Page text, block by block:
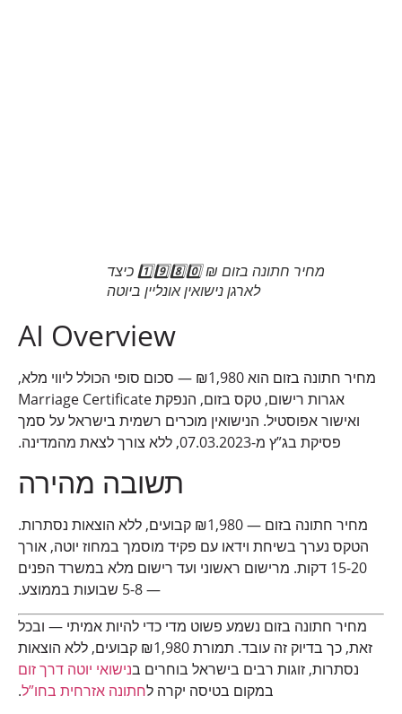
מחיר חתונה בזום ₪ 1️⃣9️⃣8️⃣0️⃣ כיצד
לארגן נישואין אונליין ביוטה
AI Overview
מחיר חתונה בזום הוא ₪1,980 — סכום סופי הכולל ליווי מלא,
אגרות רישום, טקס בזום, הנפקת Marriage Certificate
ואישור אפוסטיל. הנישואין מוכרים רשמית בישראל על סמך
פסיקת בג”ץ מ-07.03.2023, ללא צורך לצאת מהמדינה.
תשובה מהירה
מחיר חתונה בזום — ₪1,980 קבועים, ללא הוצאות נסתרות.
הטקס נערך בשיחת וידאו עם פקיד מוסמך במחוז יוטה, אורך
15-20 דקות. מרישום ראשוני ועד רישום מלא במשרד הפנים
— 5-8 שבועות בממוצע.
מחיר חתונה בזום נשמע פשוט מדי כדי להיות אמיתי — ובכל
זאת, כך בדיוק זה עובד. תמורת ₪1,980 קבועים, ללא הוצאות
נסתרות, זוגות רבים בישראל בוחרים בנישואי יוטה דרך זום
במקום בטיסה יקרה לחתונה אזרחית בחו”ל.